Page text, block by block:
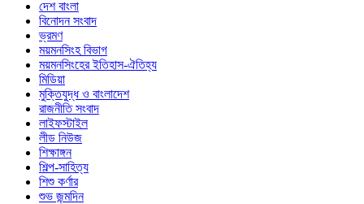
দেশ বাংলা
বিনোদন সংবাদ
ভ্রমণ
ময়মনসিংহ বিভাগ
ময়মনসিংহের ইতিহাস-ঐতিহ্য
মিডিয়া
মুক্তিযুদ্ধ ও বাংলাদেশ
রাজনীতি সংবাদ
লাইফস্টাইল
লীড নিউজ
শিক্ষাঙ্গন
শিল্প-সাহিত্য
শিশু কর্ণার
শুভ জন্মদিন